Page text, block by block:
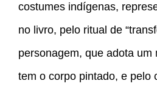
costumes indígenas,
no livro, pelo ritual de
personagem, que adota um
tem o corpo pintado, e pelo